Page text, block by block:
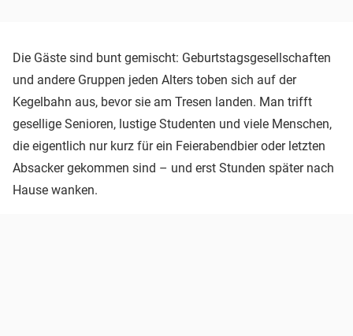
Die Gäste sind bunt gemischt: Geburtstagsgesellschaften
und andere Gruppen jeden Alters toben sich auf der
Kegelbahn aus, bevor sie am Tresen landen. Man trifft
gesellige Senioren, lustige Studenten und viele Menschen,
die eigentlich nur kurz für ein Feierabendbier oder letzten
Absacker gekommen sind – und erst Stunden später nach
Hause wanken.